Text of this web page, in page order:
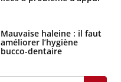
Mauvaise haleine : il faut
améliorer l’hygiène
bucco-dentaire